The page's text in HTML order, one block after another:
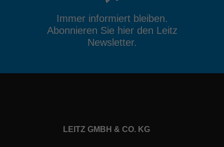
Immer informiert bleiben.
Abonnieren Sie hier den Leitz
Newsletter.
LEITZ GMBH & CO. KG